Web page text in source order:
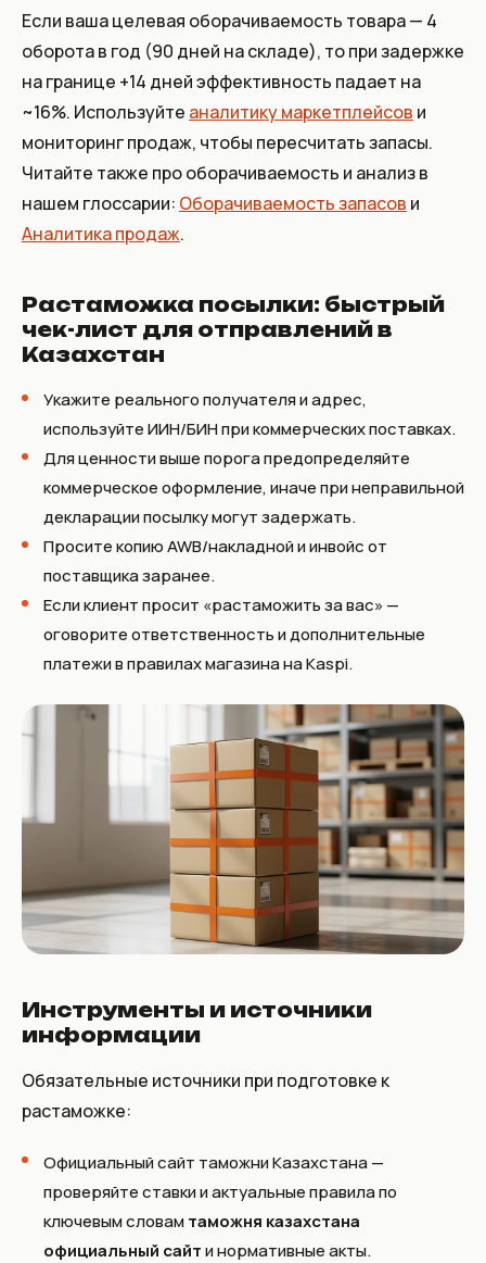
Если ваша целевая оборачиваемость товара — 4
оборота в год (90 дней на складе), то при задержке
на границе +14 дней эффективность падает на
~16%. Используйте аналитику маркетплейсов и
мониторинг продаж, чтобы пересчитать запасы.
Читайте также про оборачиваемость и анализ в
нашем глоссарии: Оборачиваемость запасов и
Аналитика продаж.
Растаможка посылки: быстрый
чек-лист для отправлений в
Казахстан
Укажите реального получателя и адрес,
используйте ИИН/БИН при коммерческих поставках.
Для ценности выше порога предопределяйте
коммерческое оформление, иначе при неправильной
декларации посылку могут задержать.
Просите копию AWB/накладной и инвойс от
поставщика заранее.
Если клиент просит «растаможить за вас» —
оговорите ответственность и дополнительные
платежи в правилах магазина на Kaspi.
Инструменты и источники
информации
Обязательные источники при подготовке к
растаможке:
Официальный сайт таможни Казахстана —
проверяйте ставки и актуальные правила по
ключевым словамтаможня казахстана
официальный сайти нормативные акты.